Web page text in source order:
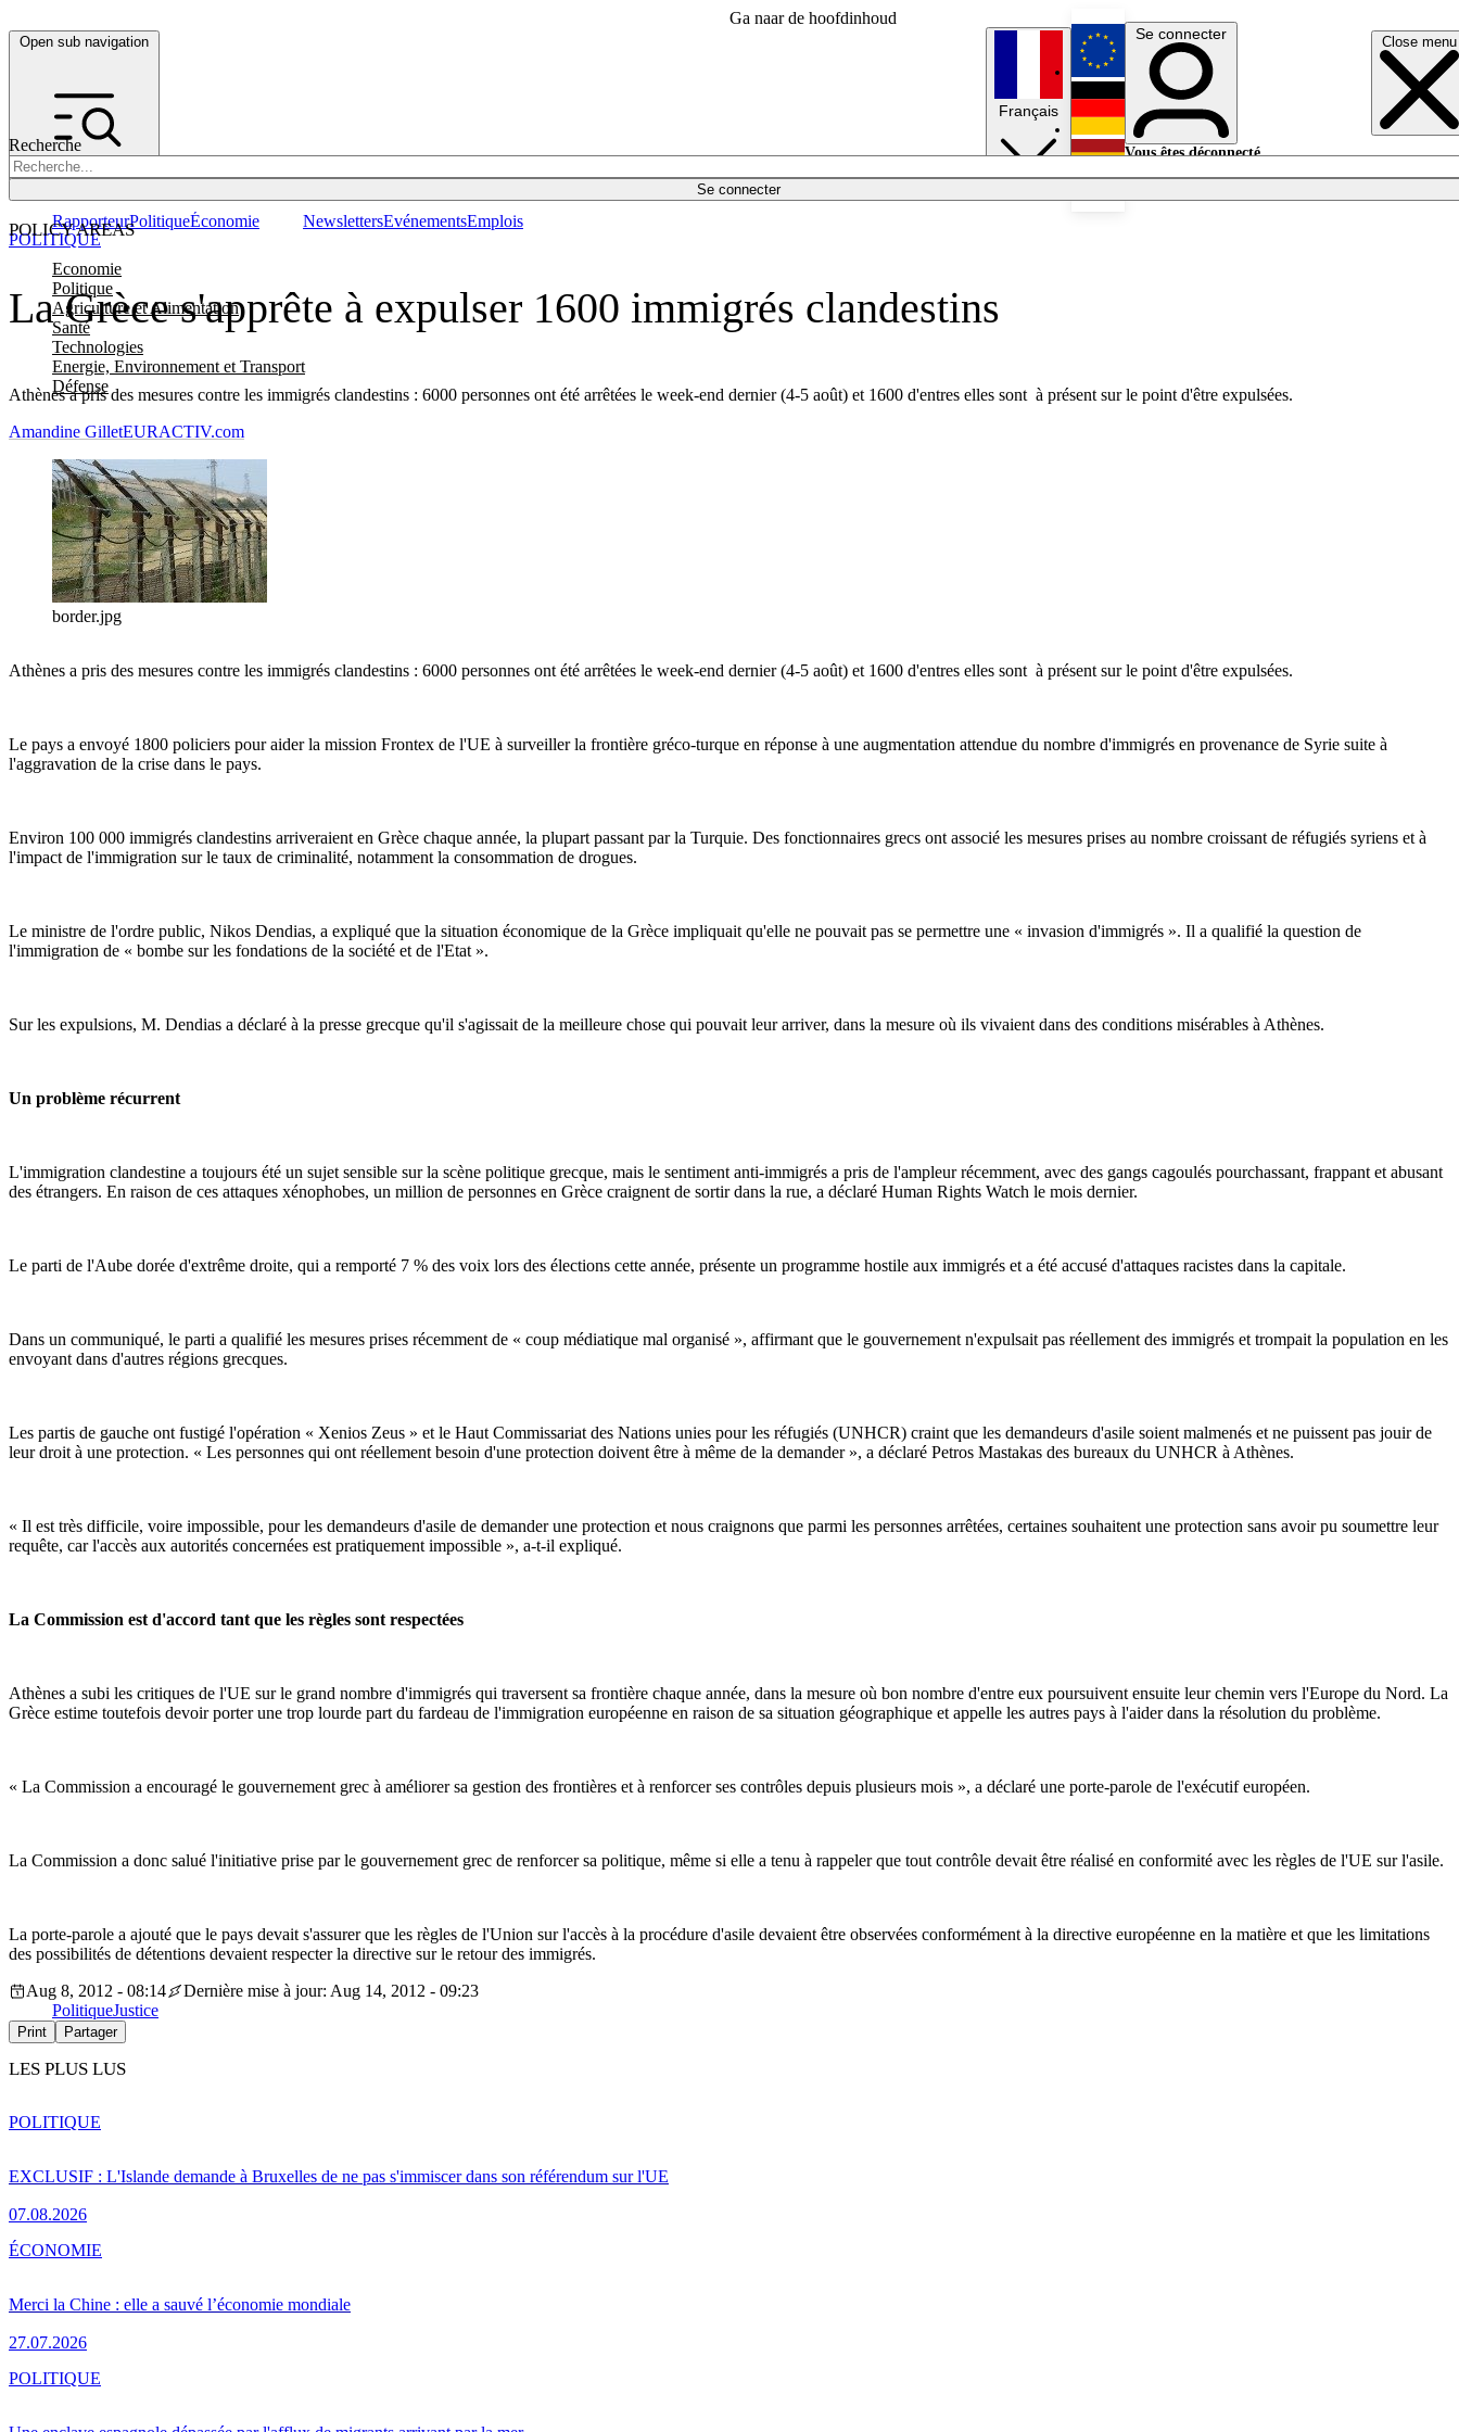
Ga naar de hoofdinhoud
Open sub navigation Close menu
Recherche
Se connecter
POLICY AREAS
Economie
Politique
Agriculture et Alimentation
Santé
Technologies
Energie, Environnement et Transport
Défense
RapporteurPolitiqueÉconomie NewslettersEvénementsEmplois
Français
English
Deutsch
Se connecter
Vous êtes déconnecté.
La Grèce s'apprête à expulser 1600 immigrés clandestins
Athènes a pris des mesures contre les immigrés clandestins : 6000 personnes ont été arrêtées le week-end dernier (4-5 août) et 1600 d'entres elles sont à présent sur le point d'être expulsées.
POLITIQUE
Amandine GilletEURACTIV.com
border.jpg
Athènes a pris des mesures contre les immigrés clandestins : 6000 personnes ont été arrêtées le week-end dernier (4-5 août) et 1600 d'entres elles sont à présent sur le point d'être expulsées.
Le pays a envoyé 1800 policiers pour aider la mission Frontex de l'UE à surveiller la frontière gréco-turque en réponse à une augmentation attendue du nombre d'immigrés en provenance de Syrie suite à
l'aggravation de la crise dans le pays.
Environ 100 000 immigrés clandestins arriveraient en Grèce chaque année, la plupart passant par la Turquie. Des fonctionnaires grecs ont associé les mesures prises au nombre croissant de réfugiés syriens et à
l'impact de l'immigration sur le taux de criminalité, notamment la consommation de drogues.
Le ministre de l'ordre public, Nikos Dendias, a expliqué que la situation économique de la Grèce impliquait qu'elle ne pouvait pas se permettre une « invasion d'immigrés ». Il a qualifié la question de
l'immigration de « bombe sur les fondations de la société et de l'Etat ».
Sur les expulsions, M. Dendias a déclaré à la presse grecque qu'il s'agissait de la meilleure chose qui pouvait leur arriver, dans la mesure où ils vivaient dans des conditions misérables à Athènes.
Un problème récurrent
L'immigration clandestine a toujours été un sujet sensible sur la scène politique grecque, mais le sentiment anti-immigrés a pris de l'ampleur récemment, avec des gangs cagoulés pourchassant, frappant et abusant
des étrangers. En raison de ces attaques xénophobes, un million de personnes en Grèce craignent de sortir dans la rue, a déclaré Human Rights Watch le mois dernier.
Le parti de l'Aube dorée d'extrême droite, qui a remporté 7 % des voix lors des élections cette année, présente un programme hostile aux immigrés et a été accusé d'attaques racistes dans la capitale.
Dans un communiqué, le parti a qualifié les mesures prises récemment de « coup médiatique mal organisé », affirmant que le gouvernement n'expulsait pas réellement des immigrés et trompait la population en les
envoyant dans d'autres régions grecques.
Les partis de gauche ont fustigé l'opération « Xenios Zeus » et le Haut Commissariat des Nations unies pour les réfugiés (UNHCR) craint que les demandeurs d'asile soient malmenés et ne puissent pas jouir de
leur droit à une protection. « Les personnes qui ont réellement besoin d'une protection doivent être à même de la demander », a déclaré Petros Mastakas des bureaux du UNHCR à Athènes.
« Il est très difficile, voire impossible, pour les demandeurs d'asile de demander une protection et nous craignons que parmi les personnes arrêtées, certaines souhaitent une protection sans avoir pu soumettre leur
requête, car l'accès aux autorités concernées est pratiquement impossible », a-t-il expliqué.
La Commission est d'accord tant que les règles sont respectées
Athènes a subi les critiques de l'UE sur le grand nombre d'immigrés qui traversent sa frontière chaque année, dans la mesure où bon nombre d'entre eux poursuivent ensuite leur chemin vers l'Europe du Nord. La
Grèce estime toutefois devoir porter une trop lourde part du fardeau de l'immigration européenne en raison de sa situation géographique et appelle les autres pays à l'aider dans la résolution du problème.
« La Commission a encouragé le gouvernement grec à améliorer sa gestion des frontières et à renforcer ses contrôles depuis plusieurs mois », a déclaré une porte-parole de l'exécutif européen.
La Commission a donc salué l'initiative prise par le gouvernement grec de renforcer sa politique, même si elle a tenu à rappeler que tout contrôle devait être réalisé en conformité avec les règles de l'UE sur l'asile.
La porte-parole a ajouté que le pays devait s'assurer que les règles de l'Union sur l'accès à la procédure d'asile devaient être observées conformément à la directive européenne en la matière et que les limitations
des possibilités de détentions devaient respecter la directive sur le retour des immigrés.
Aug 8, 2012 - 08:14
Dernière mise à jour: Aug 14, 2012 - 09:23
PolitiqueJustice
Print Partager
LES PLUS LUS
EXCLUSIF : L'Islande demande à Bruxelles de ne pas s'immiscer dans son référendum sur l'UE
07.08.2026
POLITIQUE
Merci la Chine : elle a sauvé l’économie mondiale
27.07.2026
ÉCONOMIE
POLITIQUE